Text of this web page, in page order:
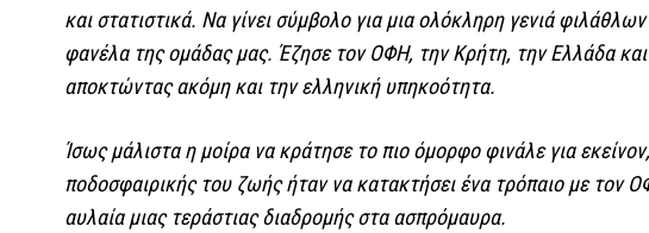
και στατιστικά. Να γίνει σύμβολο για μια ολόκληρη γενιά
φανέλα της ομάδας μας. Έζησε τον ΟΦΗ, την Κρήτη, την Ελλάδα και
αποκτώντας ακόμη και την ελληνική υπηκοότητα.
Ίσως μάλιστα η μοίρα να κράτησε το πιο όμορφο φινάλε για
ποδοσφαιρικής του ζωής ήταν να κατακτήσει ένα τρόπαιο με τον
αυλαία μιας τεράστιας διαδρομής στα ασπρόμαυρα.